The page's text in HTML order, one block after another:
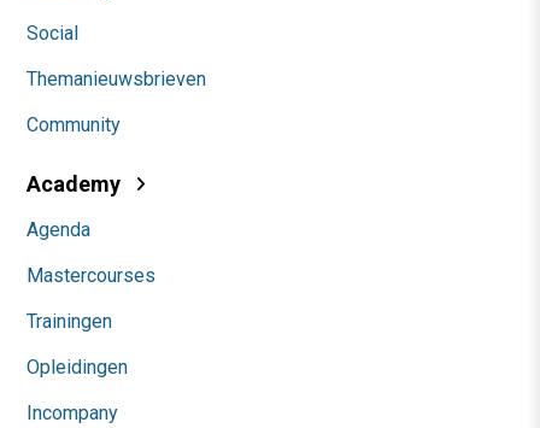
Social
Themanieuwsbrieven
Community
Academy
Agenda
Mastercourses
Trainingen
Opleidingen
Incompany